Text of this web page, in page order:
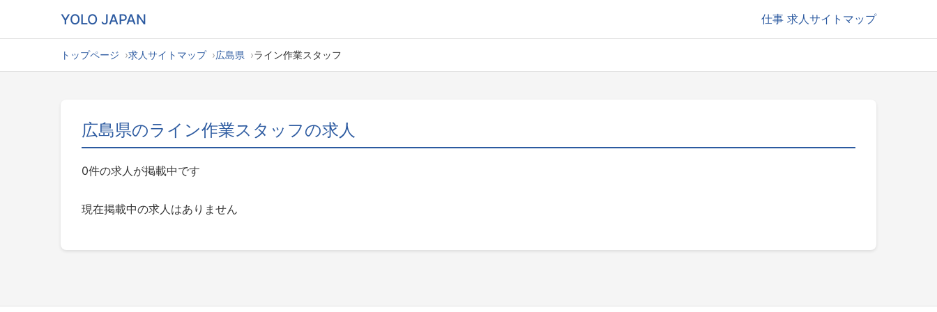
YOLO JAPAN 仕事 求人サイトマップ
トップページ 求人サイトマップ 広島県 ライン作業スタッフ
広島県のライン作業スタッフの求人
0件の求人が掲載中です
現在掲載中の求人はありません